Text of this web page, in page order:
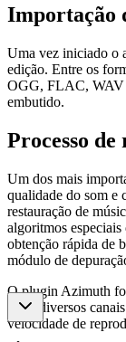
Importação
Uma vez iniciado o
edição. Entre os
OGG, FLAC, WAV
embutido.
Processo de
Um dos mais
qualidade do som e
restauração de
algoritmos
obtenção rápida de
módulo de
O plugin Azimuth
entre diversos
velocidade de